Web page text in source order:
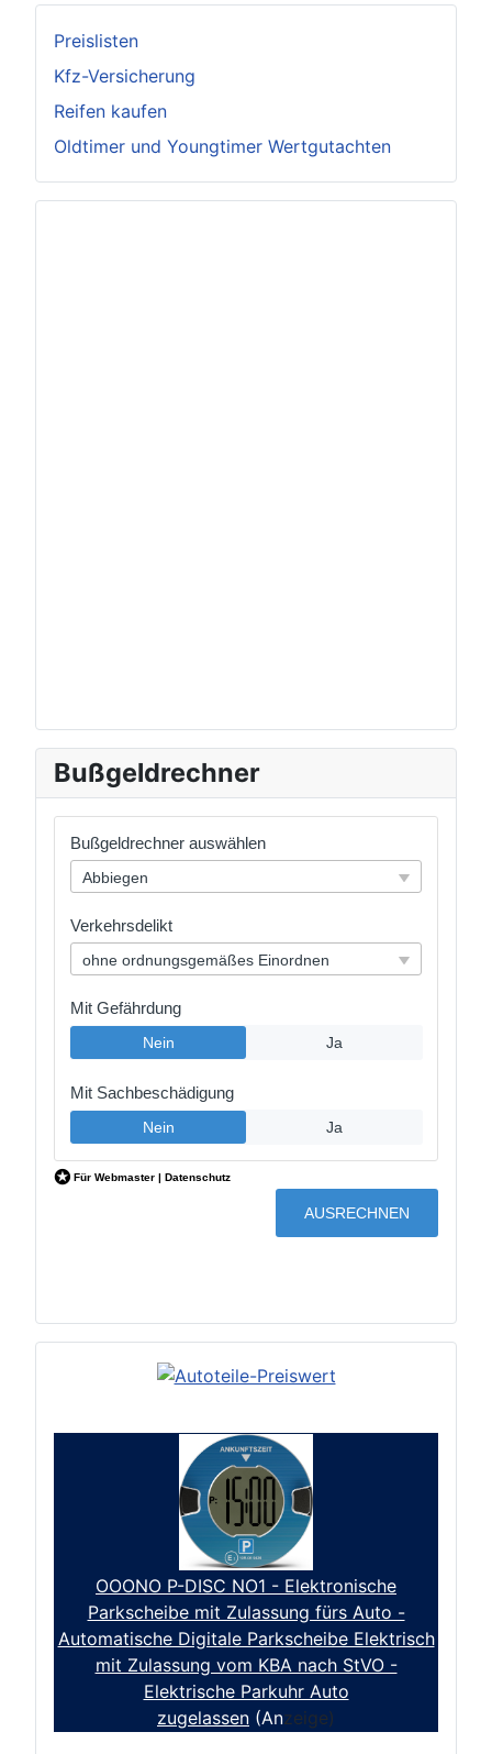
Preislisten
Kfz-Versicherung
Reifen kaufen
Oldtimer und Youngtimer Wertgutachten
Bußgeldrechner
OOONO P-DISC NO1 - Elektronische
Parkscheibe mit Zulassung fürs Auto -
Automatische Digitale Parkscheibe Elektrisch
mit Zulassung vom KBA nach StVO -
Elektrische Parkuhr Auto
zugelassen (Anzeige)